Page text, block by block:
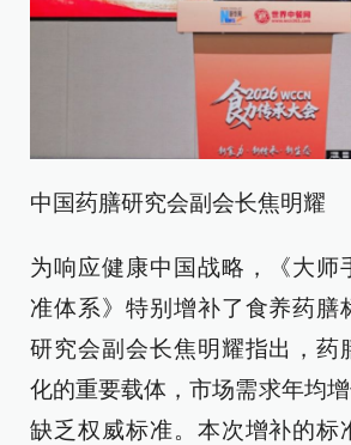
中国药膳研究会副会长焦明耀
为响应健康中国战略，《大师
准体系》特别增补了食养药膳
研究会副会长焦明耀指出，药
化的重要载体，市场需求年均
缺乏权威标准。本次增补的标